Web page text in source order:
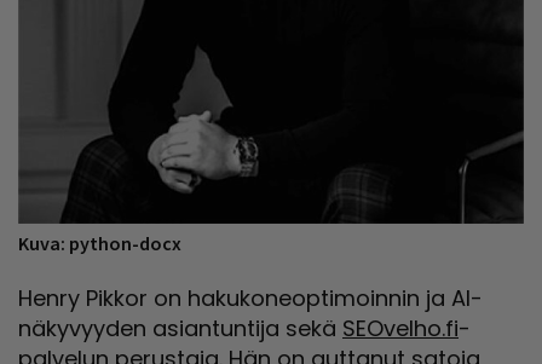
Kuva: python-docx
Henry Pikkor on hakukoneoptimoinnin ja AI-
näkyvyyden asiantuntija sekä SEOvelho.fi-